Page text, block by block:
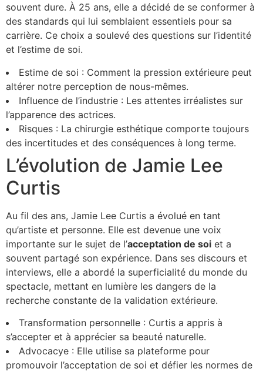
souvent dure. À 25 ans, elle a décidé de se conformer à
des standards qui lui semblaient essentiels pour sa
carrière. Ce choix a soulevé des questions sur l’identité
et l’estime de soi.
Estime de soi : Comment la pression extérieure peut
altérer notre perception de nous-mêmes.
Influence de l’industrie : Les attentes irréalistes sur
l’apparence des actrices.
Risques : La chirurgie esthétique comporte toujours
des incertitudes et des conséquences à long terme.
L’évolution de Jamie Lee
Curtis
Au fil des ans, Jamie Lee Curtis a évolué en tant
qu’artiste et personne. Elle est devenue une voix
importante sur le sujet de l’acceptation de soi et a
souvent partagé son expérience. Dans ses discours et
interviews, elle a abordé la superficialité du monde du
spectacle, mettant en lumière les dangers de la
recherche constante de la validation extérieure.
Transformation personnelle : Curtis a appris à
s’accepter et à apprécier sa beauté naturelle.
Advocacye : Elle utilise sa plateforme pour
promouvoir l’acceptation de soi et défier les normes de